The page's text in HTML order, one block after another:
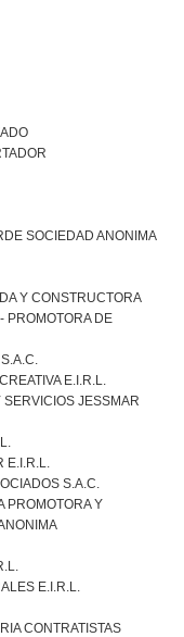
SOCIEDAD ANONIMA
Y CONSTRUCTORA
PROMOTORA DE
E.I.R.L.
JESSMAR
S.A.C.
PROMOTORA Y
E.I.R.L.
CONTRATISTAS